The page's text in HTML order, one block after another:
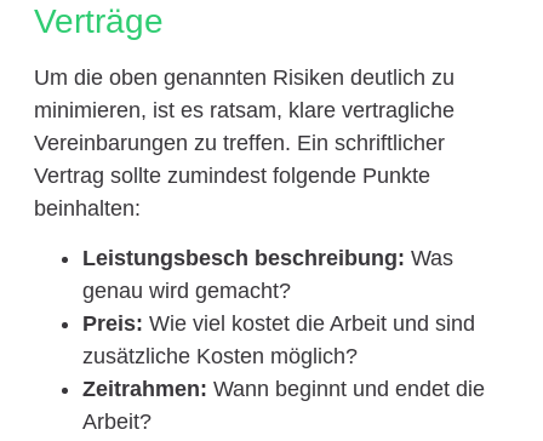
Verträge
Um die oben genannten Risiken deutlich zu
minimieren, ist es ratsam, klare vertragliche
Vereinbarungen zu treffen. Ein schriftlicher
Vertrag sollte zumindest folgende Punkte
beinhalten:
Leistungsbesch beschreibung: Was
genau wird gemacht?
Preis: Wie viel kostet die Arbeit und sind
zusätzliche Kosten möglich?
Zeitrahmen: Wann beginnt und endet die
Arbeit?